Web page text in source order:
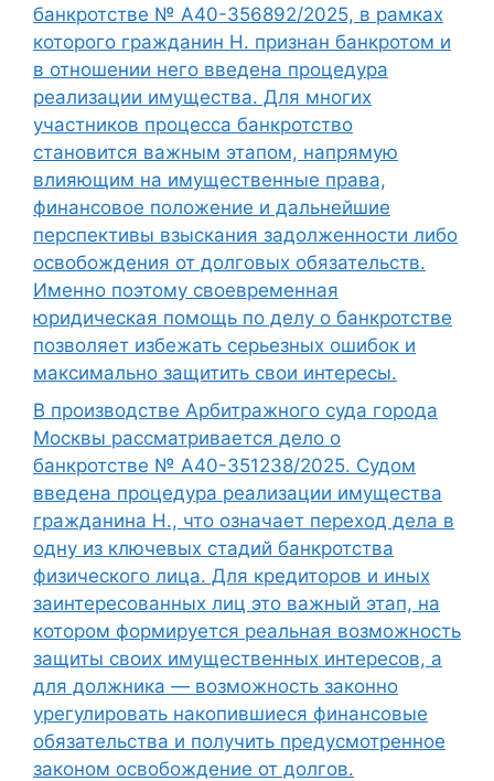
банкротстве № А40-356892/2025, в рамках
которого гражданин Н. признан банкротом и
в отношении него введена процедура
реализации имущества. Для многих
участников процесса банкротство
становится важным этапом, напрямую
влияющим на имущественные права,
финансовое положение и дальнейшие
перспективы взыскания задолженности либо
освобождения от долговых обязательств.
Именно поэтому своевременная
юридическая помощь по делу о банкротстве
позволяет избежать серьезных ошибок и
максимально защитить свои интересы.
В производстве Арбитражного суда города
Москвы рассматривается дело о
банкротстве № А40-351238/2025. Судом
введена процедура реализации имущества
гражданина Н., что означает переход дела в
одну из ключевых стадий банкротства
физического лица. Для кредиторов и иных
заинтересованных лиц это важный этап, на
котором формируется реальная возможность
защиты своих имущественных интересов, а
для должника — возможность законно
урегулировать накопившиеся финансовые
обязательства и получить предусмотренное
законом освобождение от долгов.